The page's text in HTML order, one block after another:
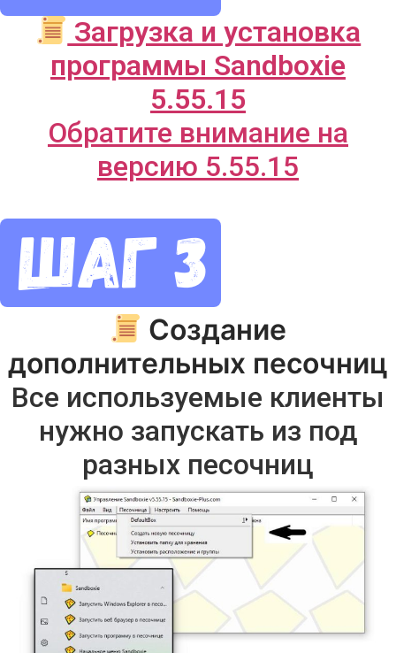
Загрузка и установка
программы Sandboxie
5.55.15
Обратите внимание на
версию 5.55.15
Создание
дополнительных песочниц
Все используемые клиенты
нужно запускать из под
разных песочниц